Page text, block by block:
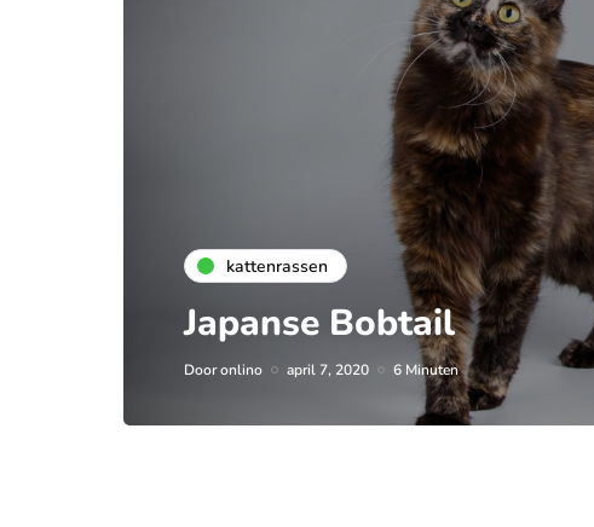
kattenrassen
Japanse Bobtail
Dooronlino april 7, 2020 6 Minuten